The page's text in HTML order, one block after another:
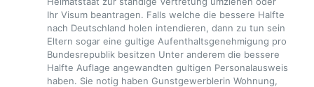
Ihr Visum beantragen. Falls welche die bessere Halfte
nach Deutschland holen intendieren, dann zu tun sein
Eltern sogar eine gultige Aufenthaltsgenehmigung pro
Bundesrepublik besitzen Unter anderem die bessere
Halfte Auflage angewandten gultigen Personalausweis
haben. Sie notig haben Gunstgewerblerin Wohnung,